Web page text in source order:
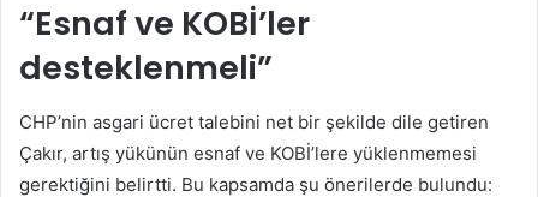
“Esnaf ve KOBİ’ler
desteklenmeli”
CHP’nin asgari ücret talebini net bir şekilde dile getiren
Çakır, artış yükünün esnaf ve KOBİ’lere yüklenmemesi
gerektiğini belirtti. Bu kapsamda şu önerilerde bulundu: